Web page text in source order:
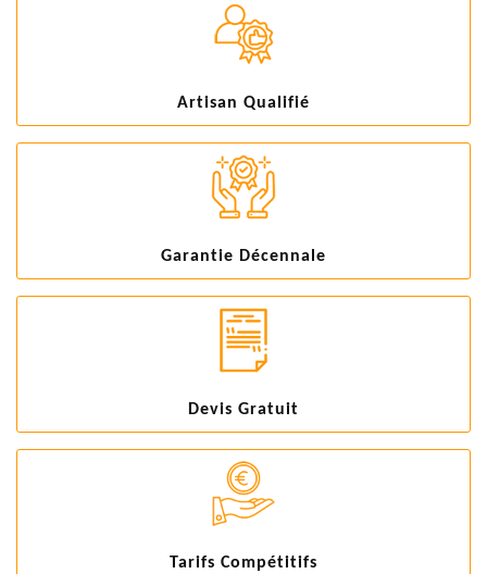
Artisan Qualifié
Garantie Décennale
Devis Gratuit
Tarifs Compétitifs